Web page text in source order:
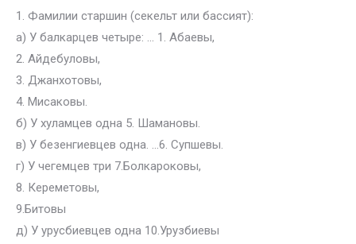
1. Фамилии старшин (секельт или бассият):
а) У балкарцев четыре: … 1. Абаевы,
2. Айдебуловы,
3. Джанхотовы,
4. Мисаковы.
б) У хуламцев одна 5. Шамановы.
в) У безенгиевцев одна. …6. Супшевы.
г) У чегемцев три 7.Болкароковы,
8. Кереметовы,
9.Битовы
д) У урусбиевцев одна 10.Урузбиевы